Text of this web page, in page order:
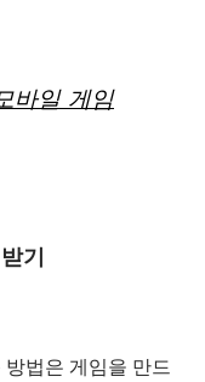
바일 게임
기
법은 게임을 만드